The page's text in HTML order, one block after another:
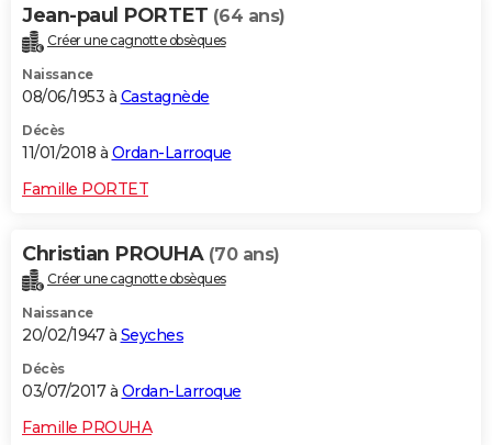
Jean-paul PORTET (64 ans)
Créer une cagnotte obsèques
Naissance
08/06/1953 à Castagnède
Décès
11/01/2018 à Ordan-Larroque
Famille PORTET
Christian PROUHA (70 ans)
Créer une cagnotte obsèques
Naissance
20/02/1947 à Seyches
Décès
03/07/2017 à Ordan-Larroque
Famille PROUHA